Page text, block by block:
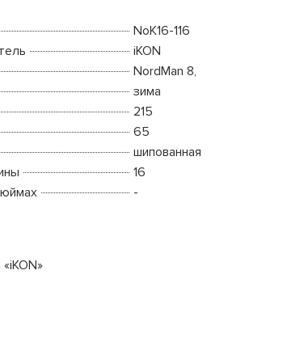
NoK16-116
iKON
NordMan 8,
зима
215
65
шипованная
16
-